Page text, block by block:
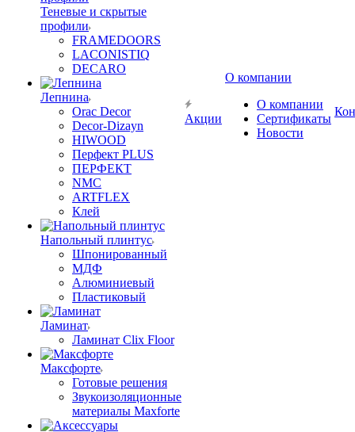
Теневые и скрытые
профили
FRAMEDOORS
LACONISTIQ
DECARO
Лепнина
Orac Decor
Decor-Dizayn
HIWOOD
Перфект PLUS
ПЕРФЕКТ
NMC
ARTFLEX
Клей
Напольный плинтус
Шпонированный
МДФ
Алюминиевый
Пластиковый
Ламинат
Ламинат Clix Floor
Максфорте
Готовые решения
Звукоизоляционные
материалы Maxforte
Акции
О компании
О компании
Сертификаты
Новости